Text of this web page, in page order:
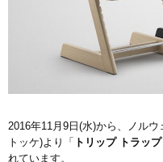
2016年11月9日(水)から、ノル
トッケ)より「 トリップ トラッ
れています。